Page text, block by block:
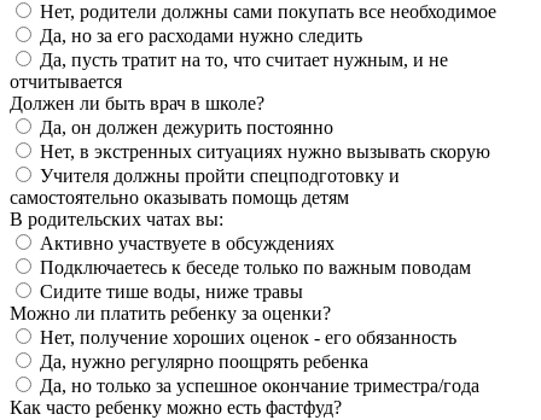
Нет, родители должны сами покупать все необходимое
Да, но за его расходами нужно следить
Да, пусть тратит на то, что считает нужным, и не
отчитывается
Должен ли быть врач в школе?
Да, он должен дежурить постоянно
Нет, в экстренных ситуациях нужно вызывать скорую
Учителя должны пройти спецподготовку и
самостоятельно оказывать помощь детям
В родительских чатах вы:
Активно участвуете в обсуждениях
Подключаетесь к беседе только по важным поводам
Сидите тише воды, ниже травы
Можно ли платить ребенку за оценки?
Нет, получение хороших оценок - его обязанность
Да, нужно регулярно поощрять ребенка
Да, но только за успешное окончание триместра/года
Как часто ребенку можно есть фастфуд?